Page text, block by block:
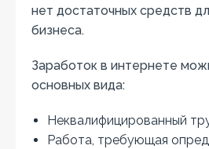
нет достаточных средств
бизнеса.
Заработок в интернете
основных вида:
Неквалифицированный
Работа, требующая